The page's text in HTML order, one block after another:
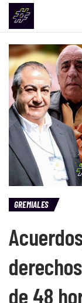
GREMIALES
de 48